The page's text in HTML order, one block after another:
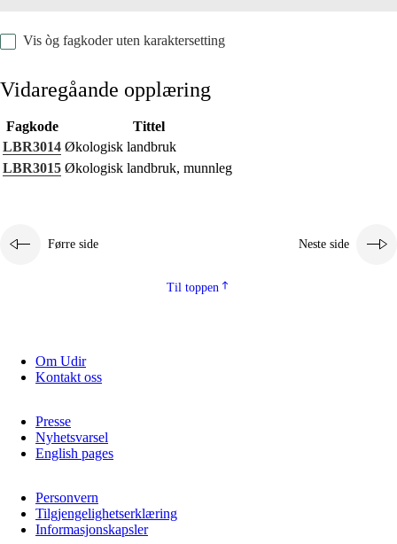
Fagrelevans og sentrale verdiar
Kjerneelement
Vis òg fagkoder uten karaktersetting
Vidaregåande opplæring
Fagkode
Tittel
LBR3014 Økologisk landbruk
LBR3015 Økologisk landbruk, munnleg
Førre side Neste side
Til toppen
Om Udir
Kontakt oss
Presse
Nyhetsvarsel
English pages
Personvern
Tilgjengelighetserklæring
Informasjonskapsler